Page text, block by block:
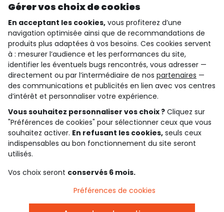
qui sommes-nous ?
besoin d'aide ?
le club fidélité
notre catalogue
Conditions générales de ventes et d'utilisation
Conditions d’utilisation des réseaux sociaux
Politique de confidentialité
Cookies et données personnelles
Paramètres des cookies
Gérer vos choix de cookies
En acceptant les cookies, vous profiterez d’une
navigation optimisée ainsi que de recommandations de
produits plus adaptées à vos besoins. Ces cookies servent
à : mesurer l’audience et les performances du site,
identifier les éventuels bugs rencontrés, vous adresser —
directement ou par l’intermédiaire de nos partenaires —
des communications et publicités en lien avec vos centres
d’intérêt et personnaliser votre expérience.
Vous souhaitez personnaliser vos choix ? Cliquez sur
"Préférences de cookies" pour sélectionner ceux que vous
souhaitez activer. En refusant les cookies, seuls ceux
indispensables au bon fonctionnement du site seront
utilisés.
Vos choix seront conservés 6 mois.
Préférences de cookies